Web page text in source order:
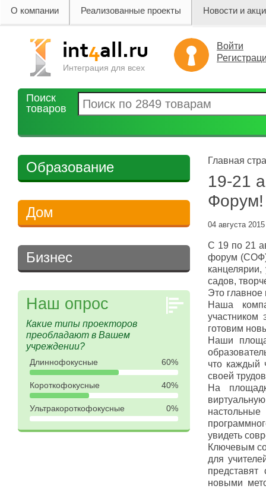
О компании Реализованные проекты Новости и
Интеграция для всех
Войти
Поиск
товаров
Образование
Дом
Бизнес
Наш опрос
Какие типы проекторов
преобладают в Вашем
учреждении?
Длиннофокусные 60%
Короткофокусные 40%
Ультракороткофокусные 0%
Главная
19-21
Форум!
04 августа
С 19 по 21
форум (СОФ)
канцелярии,
садов,
Это
Наша
участником
готовим
Наши
что каждый
своей
На
увидеть
Ключевым
для
новыми